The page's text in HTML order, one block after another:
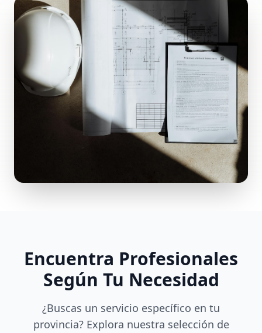
Encuentra Profesionales
Según Tu Necesidad
¿Buscas un servicio específico en tu
provincia? Explora nuestra selección de